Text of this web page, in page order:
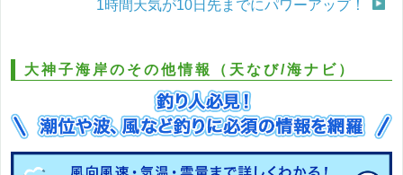
1時間天気が10日先までにパワーアップ！
大神子海岸のその他情報（天なび/海ナビ）